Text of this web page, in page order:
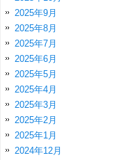
2025年9月
2025年8月
2025年7月
2025年6月
2025年5月
2025年4月
2025年3月
2025年2月
2025年1月
2024年12月